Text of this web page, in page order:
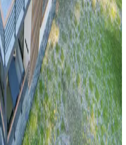
Yeşil Tonları ve Güvenlik
Fonksiyonellik
altın detaylar ve çiçek
oluştururken, perde seçimi ve
için önemlidir.
ve Ev Sahiplerinin
toksik riskleri nedeniyle
düşük voltaj ve dayanıklılığı
ve ev sahipleri arasında sıkça